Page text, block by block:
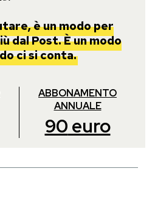
è un modo per
dal Post. È un modo
ci si conta.
ABBONAMENTO
ANNUALE
90 euro